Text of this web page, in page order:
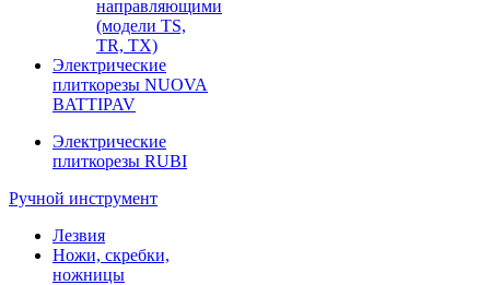
направляющими
(модели TS,
TR, TX)
Электрические
плиткорезы NUOVA
BATTIPAV
Электрические
плиткорезы RUBI
Ручной инструмент
Лезвия
Ножи, скребки,
ножницы